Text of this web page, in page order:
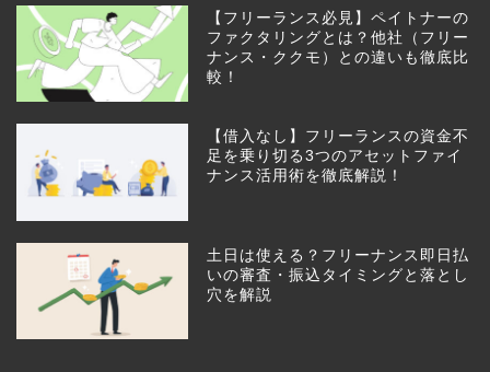
【フリーランス必見】ペイトナーの
ファクタリングとは？他社（フリー
ナンス・ククモ）との違いも徹底比
較！
【借入なし】フリーランスの資金不
足を乗り切る3つのアセットファイ
ナンス活用術を徹底解説！
土日は使える？フリーナンス即日払
いの審査・振込タイミングと落とし
穴を解説